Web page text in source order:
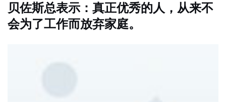
贝佐斯总表示：真正优秀的人，从来不
会为了工作而放弃家庭。